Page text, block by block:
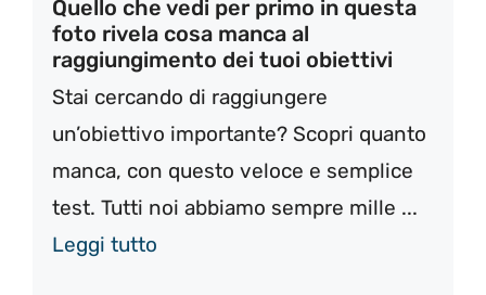
Quello che vedi per primo in questa
foto rivela cosa manca al
raggiungimento dei tuoi obiettivi
Stai cercando di raggiungere
un’obiettivo importante? Scopri quanto
manca, con questo veloce e semplice
test. Tutti noi abbiamo sempre mille ...
Leggi tutto